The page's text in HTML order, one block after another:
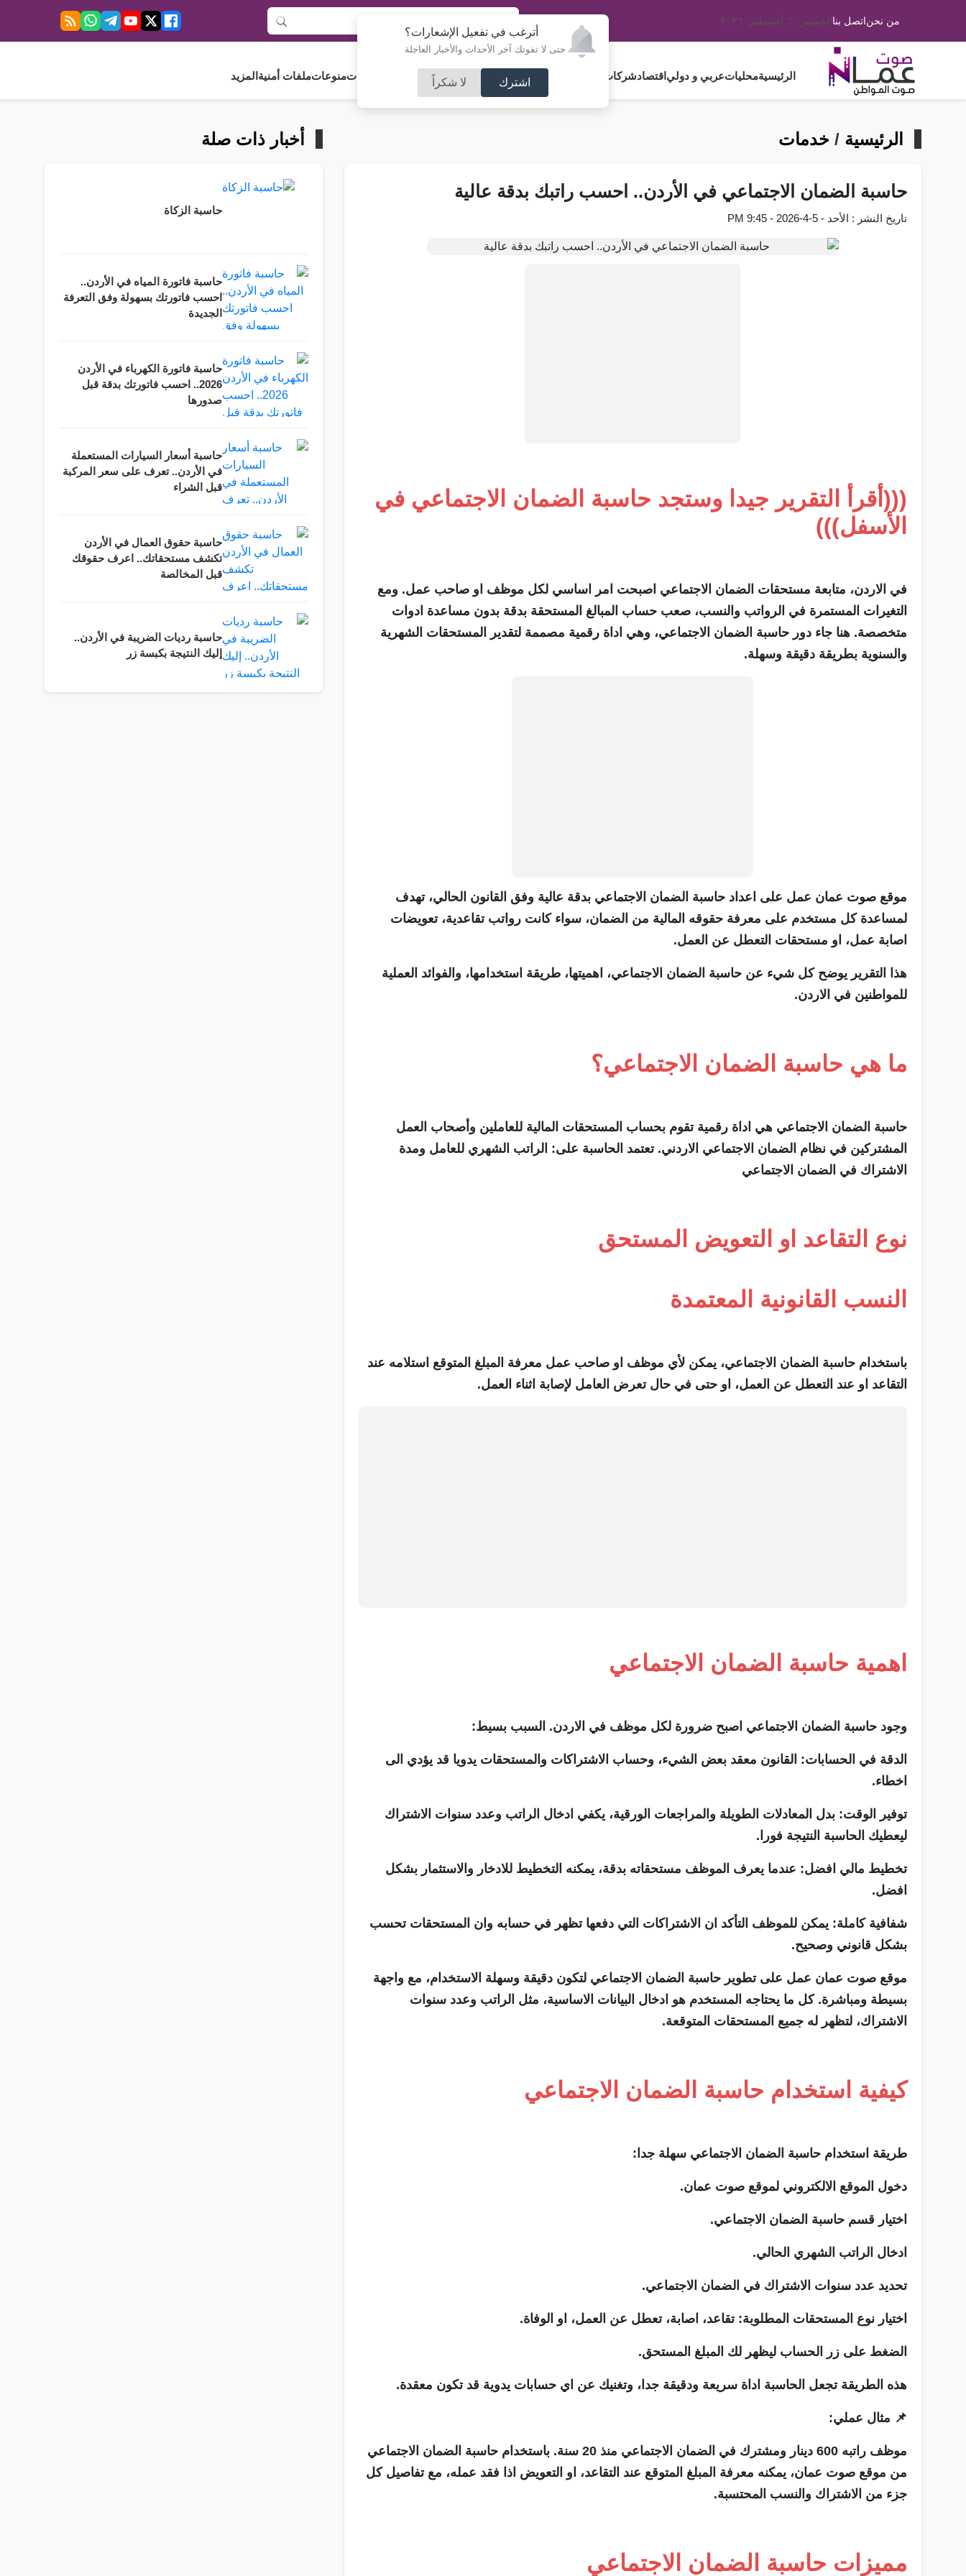
أترغب في تفعيل الإشعارات؟
حتى لا تفوتك آخر الأحداث والأخبار العاجلة
اشترك لا شكراً
من نحناتصل بناالخميس، ٦ أغسطس ٢٠٢٦
الرئيسيةمحلياتعربي و دولي اقتصادشركات و استثمار فلسطين مجلس الأمةرياضة آراء و مقالات جامعاتمنوعاتملفات أمنية المزيد
الرئيسية / خدمات
حاسبة الضمان الاجتماعي في الأردن.. احسب راتبك بدقة عالية
تاريخ النشر : الأحد - 5-4-2026 - 9:45 PM
(((أقرأ التقرير جيدا وستجد حاسبة الضمان الاجتماعي في
الأسفل)))
في الاردن، متابعة مستحقات الضمان الاجتماعي اصبحت امر اساسي لكل موظف او صاحب عمل. ومع
التغيرات المستمرة في الرواتب والنسب، صعب حساب المبالغ المستحقة بدقة بدون مساعدة ادوات
متخصصة. هنا جاء دور حاسبة الضمان الاجتماعي، وهي اداة رقمية مصممة لتقدير المستحقات الشهرية
والسنوية بطريقة دقيقة وسهلة.
موقع صوت عمان عمل على اعداد حاسبة الضمان الاجتماعي بدقة عالية وفق القانون الحالي، تهدف
لمساعدة كل مستخدم على معرفة حقوقه المالية من الضمان، سواء كانت رواتب تقاعدية، تعويضات
اصابة عمل، او مستحقات التعطل عن العمل.
هذا التقرير يوضح كل شيء عن حاسبة الضمان الاجتماعي، اهميتها، طريقة استخدامها، والفوائد العملية
للمواطنين في الاردن.
ما هي حاسبة الضمان الاجتماعي؟
حاسبة الضمان الاجتماعي هي اداة رقمية تقوم بحساب المستحقات المالية للعاملين وأصحاب العمل
المشتركين في نظام الضمان الاجتماعي الاردني. تعتمد الحاسبة على: الراتب الشهري للعامل ومدة
الاشتراك في الضمان الاجتماعي
نوع التقاعد او التعويض المستحق
النسب القانونية المعتمدة
باستخدام حاسبة الضمان الاجتماعي، يمكن لأي موظف او صاحب عمل معرفة المبلغ المتوقع استلامه عند
التقاعد او عند التعطل عن العمل، او حتى في حال تعرض العامل لإصابة اثناء العمل.
اهمية حاسبة الضمان الاجتماعي
وجود حاسبة الضمان الاجتماعي اصبح ضرورة لكل موظف في الاردن. السبب بسيط:
الدقة في الحسابات: القانون معقد بعض الشيء، وحساب الاشتراكات والمستحقات يدويا قد يؤدي الى
اخطاء.
توفير الوقت: بدل المعادلات الطويلة والمراجعات الورقية، يكفي ادخال الراتب وعدد سنوات الاشتراك
ليعطيك الحاسبة النتيجة فورا.
تخطيط مالي افضل: عندما يعرف الموظف مستحقاته بدقة، يمكنه التخطيط للادخار والاستثمار بشكل
افضل.
شفافية كاملة: يمكن للموظف التأكد ان الاشتراكات التي دفعها تظهر في حسابه وان المستحقات تحسب
بشكل قانوني وصحيح.
موقع صوت عمان عمل على تطوير حاسبة الضمان الاجتماعي لتكون دقيقة وسهلة الاستخدام، مع واجهة
بسيطة ومباشرة. كل ما يحتاجه المستخدم هو ادخال البيانات الاساسية، مثل الراتب وعدد سنوات
الاشتراك، لتظهر له جميع المستحقات المتوقعة.
كيفية استخدام حاسبة الضمان الاجتماعي
طريقة استخدام حاسبة الضمان الاجتماعي سهلة جدا:
دخول الموقع الالكتروني لموقع صوت عمان.
اختيار قسم حاسبة الضمان الاجتماعي.
ادخال الراتب الشهري الحالي.
تحديد عدد سنوات الاشتراك في الضمان الاجتماعي.
اختيار نوع المستحقات المطلوبة: تقاعد، اصابة، تعطل عن العمل، او الوفاة.
الضغط على زر الحساب ليظهر لك المبلغ المستحق.
هذه الطريقة تجعل الحاسبة اداة سريعة ودقيقة جدا، وتغنيك عن اي حسابات يدوية قد تكون معقدة.
📌 مثال عملي:
موظف راتبه 600 دينار ومشترك في الضمان الاجتماعي منذ 20 سنة. باستخدام حاسبة الضمان الاجتماعي
من موقع صوت عمان، يمكنه معرفة المبلغ المتوقع عند التقاعد، او التعويض اذا فقد عمله، مع تفاصيل كل
جزء من الاشتراك والنسب المحتسبة.
مميزات حاسبة الضمان الاجتماعي
أخبار ذات صلة
حاسبة الزكاة
حاسبة فاتورة المياه في الأردن..
احسب فاتورتك بسهولة وفق التعرفة
الجديدة
حاسبة فاتورة الكهرباء في الأردن
2026.. احسب فاتورتك بدقة قبل
صدورها
حاسبة أسعار السيارات المستعملة
في الأردن.. تعرف على سعر المركبة
قبل الشراء
حاسبة حقوق العمال في الأردن
تكشف مستحقاتك.. اعرف حقوقك
قبل المخالصة
حاسبة رديات الضريبة في الأردن..
إليك النتيجة بكبسة زر